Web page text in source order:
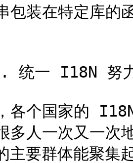
包装在特定库的
一 I18N 努
各个国家的
多人一次又一次
主要群体能聚集